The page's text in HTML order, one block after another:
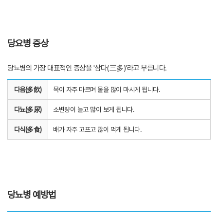
당요병 증상
당뇨병의 가장 대표적인 증상을 '삼다(三多)'라고 부릅니다.
다음(多飮) 목이 자주 마르며 물을 많이 마시게 됩니다.
다뇨(多尿) 소변량이 늘고 많이 보게 됩니다.
다식(多食) 배가 자주 고프고 많이 먹게 됩니다.
당뇨병 예방법